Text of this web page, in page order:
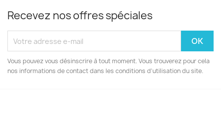
Recevez nos offres spéciales
Vous pouvez vous désinscrire à tout moment. Vous trouverez pour cela
nos informations de contact dans les conditions d'utilisation du site.